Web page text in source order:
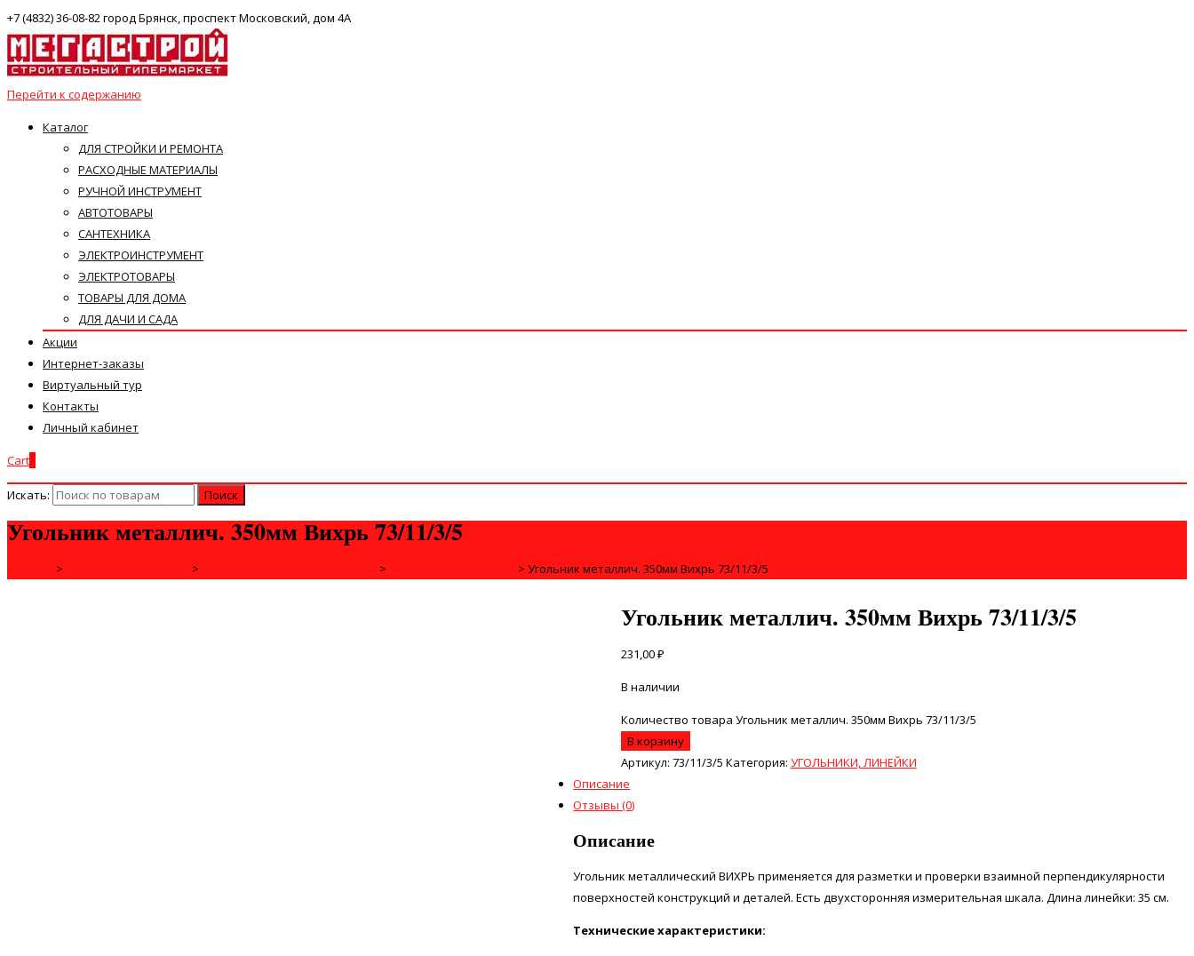
+7 (4832) 36-08-82 город Брянск, проспект Московский, дом 4А
Перейти к содержанию
Каталог
ДЛЯ СТРОЙКИ И РЕМОНТА
РАСХОДНЫЕ МАТЕРИАЛЫ
РУЧНОЙ ИНСТРУМЕНТ
АВТОТОВАРЫ
САНТЕХНИКА
ЭЛЕКТРОИНСТРУМЕНТ
ЭЛЕКТРОТОВАРЫ
ТОВАРЫ ДЛЯ ДОМА
ДЛЯ ДАЧИ И САДА
Акции
Интернет-заказы
Виртуальный тур
Контакты
Личный кабинет
Cart
Искать:
Угольник металлич. 350мм Вихрь 73/11/3/5
> > > > Угольник металлич. 350мм Вихрь 73/11/3/5
Угольник металлич. 350мм Вихрь 73/11/3/5
231,00₽
В наличии
Количество товара Угольник металлич. 350мм Вихрь 73/11/3/5
В корзину
Артикул: 73/11/3/5 Категория: УГОЛЬНИКИ, ЛИНЕЙКИ
Описание
Отзывы (0)
Описание
Угольник металлический ВИХРЬ применяется для разметки и проверки взаимной перпендикулярности
поверхностей конструкций и деталей. Есть двухсторонняя измерительная шкала. Длина линейки: 35 см.
Технические характеристики: